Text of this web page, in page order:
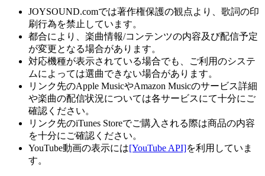
JOYSOUND.comでは著作権保護の観点より、歌詞の印
刷行為を禁止しています。
都合により、楽曲情報/コンテンツの内容及び配信予定
が変更となる場合があります。
対応機種が表示されている場合でも、ご利用のシステ
ムによっては選曲できない場合があります。
リンク先のApple MusicやAmazon Musicのサービス詳細
や楽曲の配信状況については各サービスにて十分にご
確認ください。
リンク先のiTunes Storeでご購入される際は商品の内容
を十分にご確認ください。
YouTube動画の表示には[YouTube API]を利用していま
す。